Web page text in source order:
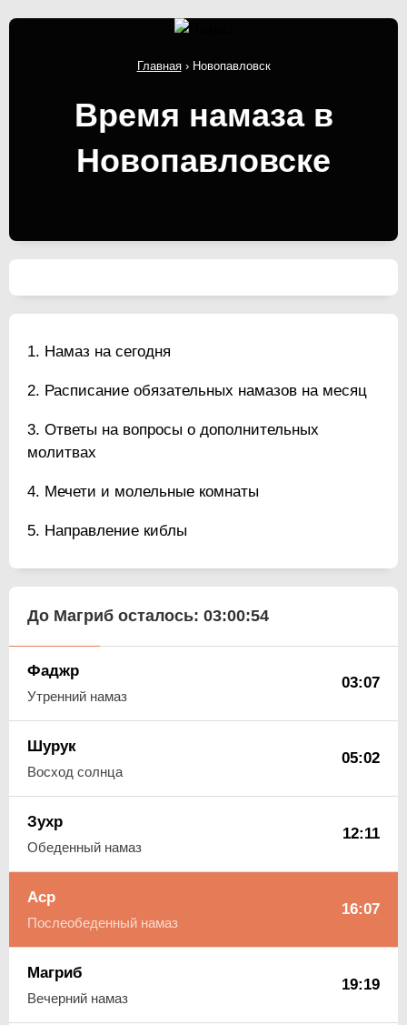
Главная› Новопавловск
Время намаза в
Новопавловске
Намаз на сегодня
Расписание обязательных намазов на месяц
Ответы на вопросы о дополнительных
молитвах
Мечети и молельные комнаты
Направление киблы
До Магриб осталось: 03:00:53
Фаджр
Утренний намаз
03:07
Шурук
Восход солнца
05:02
Зухр
Обеденный намаз
12:11
Аср
Послеобеденный намаз
16:07
Магриб
Вечерний намаз
19:19